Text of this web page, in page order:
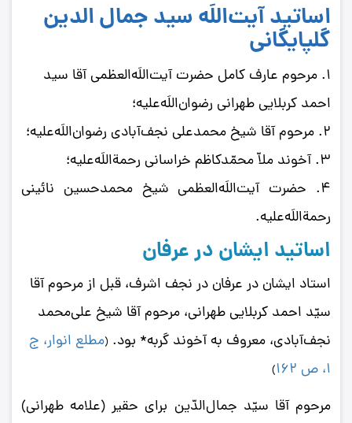
اساتید آیت‌اللَه سید جمال‌ الدین
گلپایگانی
1. مرحوم عارف کامل حضرت آیت‌اللَه‌العظمی آقا سید
احمد کربلایی طهرانی رضوان‌اللَه‌علیه؛
2. مرحوم آقا شیخ محمدعلی نجف‌آبادی رضوان‌اللَه‌علیه؛
3. آخوند ملاّ محمّدکاظم خراسانی رحمة‌اللَه‌علیه؛
4. حضرت آیت‌اللَه‌العظمی شیخ محمدحسین نائینی
رحمة‌اللَه‌علیه.
اساتید ایشان در عرفان
استاد ایشان در عرفان در نجف اشرف، قبل از مرحوم آقا
سیّد احمد کربلایی طهرانی، مرحوم آقا شیخ علی‌محمد
نجف‌آبادی، معروف به آخوند گربه* بود. (مطلع انوار، ج
1، ص 162
)
مرحوم آقا سیّد جمال‌الدّین برای حقیر (علامه طهرانی)